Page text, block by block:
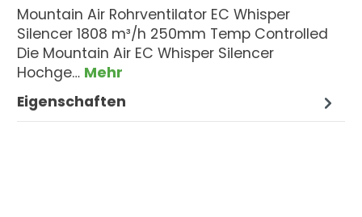
Mountain Air Rohrventilator EC Whisper
Silencer 1808 m³/h 250mm Temp Controlled
Die Mountain Air EC Whisper Silencer
Hochge… Mehr
Eigenschaften